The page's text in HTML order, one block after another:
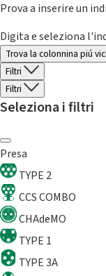
Prova a inserire un
Digita e seleziona
Trova la colonnina piú
Filtri
Filtri
Seleziona i filtri
Presa
TYPE 2
CCS COMBO
CHAdeMO
TYPE 1
TYPE 3A